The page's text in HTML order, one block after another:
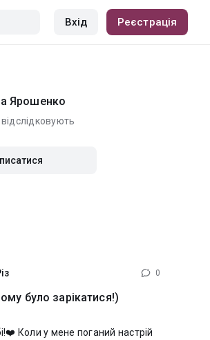
Вхід Реєстрація
Ярошенко
відслідковують
0
було зарікатися!)
Коли у мене поганий настрій